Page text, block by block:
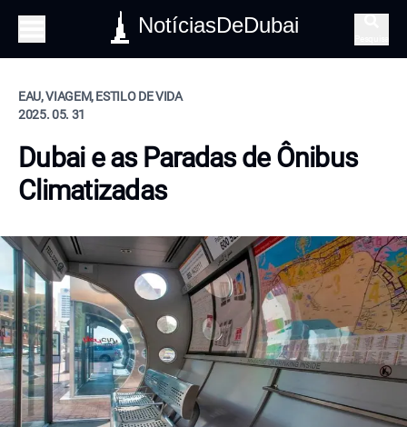
NotíciasDeDubai
EAU, VIAGEM, ESTILO DE VIDA
2025. 05. 31
Dubai e as Paradas de Ônibus
Climatizadas